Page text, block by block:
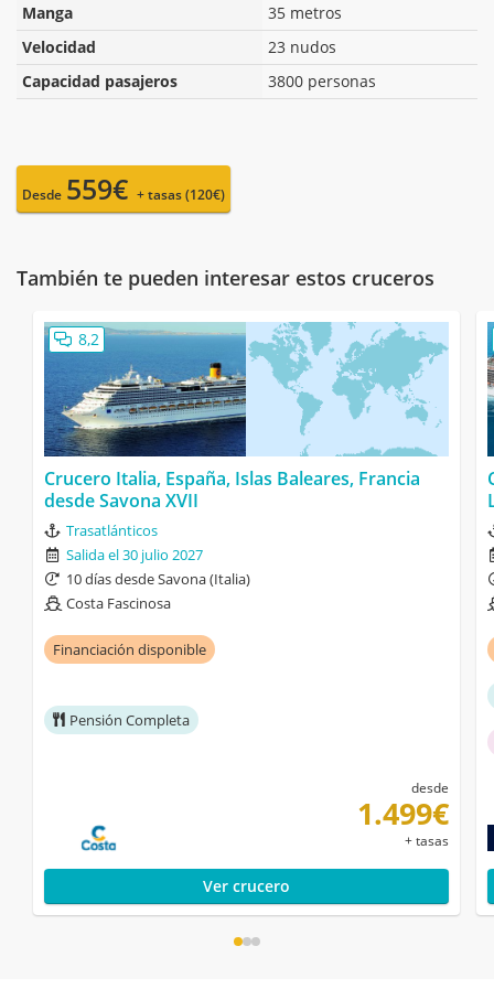
Manga
35 metros
Velocidad
23 nudos
Capacidad pasajeros
3800 personas
Desde 559€ + tasas (120€)
También te pueden interesar estos cruceros
8,2
Crucero Italia, España, Islas Baleares, Francia
desde Savona XVII
Trasatlánticos
Salida el 30 julio 2027
10 días desde Savona (Italia)
Costa Fascinosa
Financiación disponible
Pensión Completa
desde
1.499€
+ tasas
Ver crucero